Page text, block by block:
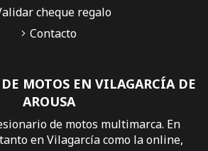
MOTOS EN VILAGARCÍA DE
AROUSA
de motos multimarca. En
en Vilagarcía como la online,
cheque regalo
Contacto